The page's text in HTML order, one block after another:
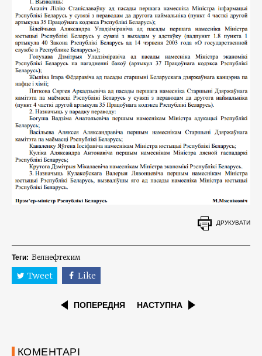
ДРУКУВАТИ
Теги: Белнефтехим
Tweet Like
ПОПЕРЕДНЯ НАСТУПНА
КОМЕНТАРІ